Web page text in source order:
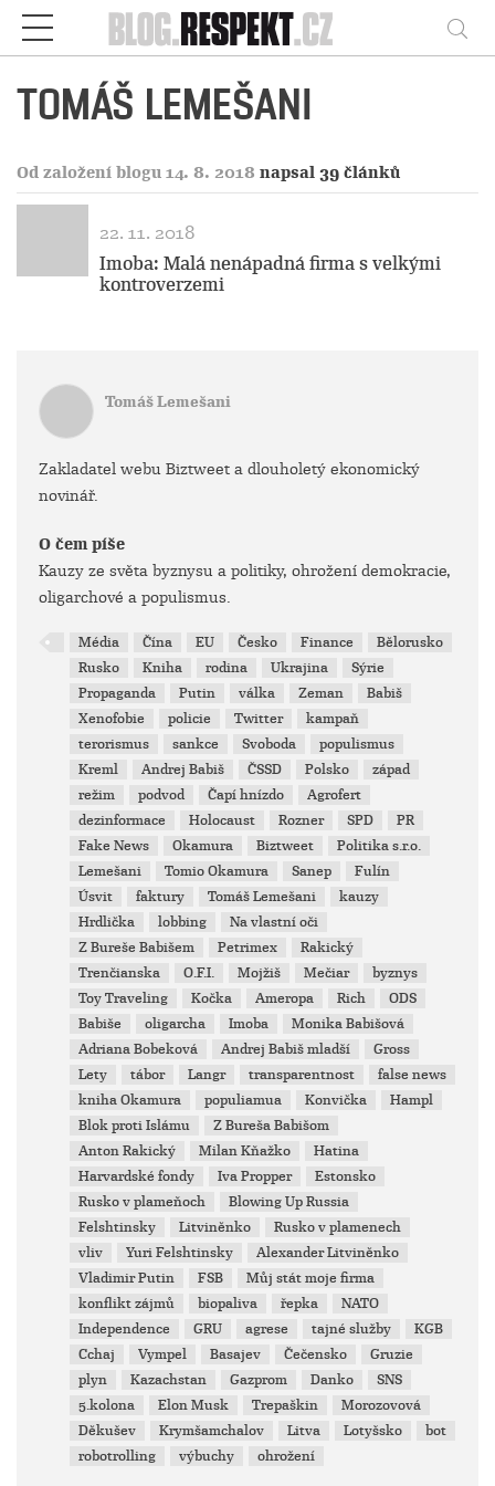
Respekt
TOMÁŠ LEMEŠANI
Od založení blogu 14. 8. 2018 napsal 39 článků
22. 11. 2018
Imoba: Malá nenápadná firma s velkými
kontroverzemi
Tomáš Lemešani
Zakladatel webu Biztweet a dlouholetý ekonomický
novinář.
O čem píše
Kauzy ze světa byznysu a politiky, ohrožení demokracie,
oligarchové a populismus.
Média Čína EU Česko Finance
Bělorusko
Rusko
Kniha rodina Ukrajina
Sýrie
Propaganda
Putin válka Zeman
Babiš
Xenofobie
policie Twitter
kampaň
terorismus
sankce Svoboda
populismus
Kreml
Andrej Babiš ČSSD Polsko
západ
režim
podvod Čapí hnízdo
Agrofert
dezinformace
Holocaust Rozner SPD
PR
Fake News
Okamura Biztweet
Politika s.r.o.
Lemešani
Tomio Okamura Sanep
Fulín
Úsvit
faktury Tomáš Lemešani
kauzy
Hrdlička
lobbing
Na vlastní oči
Z Bureše Babišem
Petrimex
Rakický
Trenčianska
O.F.I. Mojžiš Mečiar
byznys
Toy Traveling
Kočka Ameropa Rich
ODS
Babiše
oligarcha Imoba
Monika Babišová
Adriana Bobeková
Andrej Babiš mladší
Gross
Lety
tábor Langr transparentnost
false news
kniha Okamura
populiamua Konvička
Hampl
Blok proti Islámu
Z Bureša Babišom
Anton Rakický
Milan Kňažko
Hatina
Harvardské fondy
Iva Propper
Estonsko
Rusko v plameňoch
Blowing Up Russia
Felshtinsky
Litviněnko
Rusko v plamenech
vliv
Yuri Felshtinsky
Alexander Litviněnko
Vladimir Putin
FSB
Můj stát moje firma
konflikt zájmů
biopaliva řepka
NATO
Independence
GRU agrese tajné služby
KGB
Cchaj
Vympel Basajev Čečensko
Gruzie
plyn
Kazachstan Gazprom Danko
SNS
5.kolona
Elon Musk Trepaškin
Morozovová
Děkušev
Krymšamchalov Litva Lotyšsko
bot
robotrolling
výbuchy ohrožení